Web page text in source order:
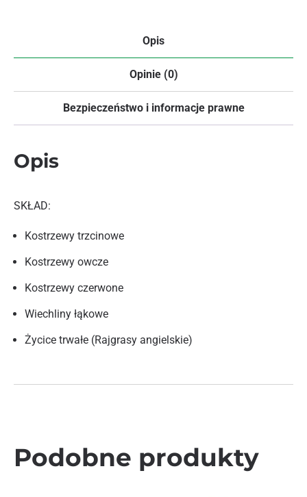
Opis
Opinie (0)
Bezpieczeństwo i informacje prawne
Opis
SKŁAD:
Kostrzewy trzcinowe
Kostrzewy owcze
Kostrzewy czerwone
Wiechliny łąkowe
Życice trwałe (Rajgrasy angielskie)
Podobne produkty